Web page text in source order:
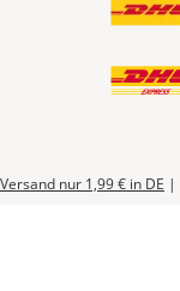
Versand nur 1,99 € in DE |